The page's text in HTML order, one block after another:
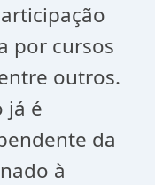
por cursos
outros.
já é
da
à